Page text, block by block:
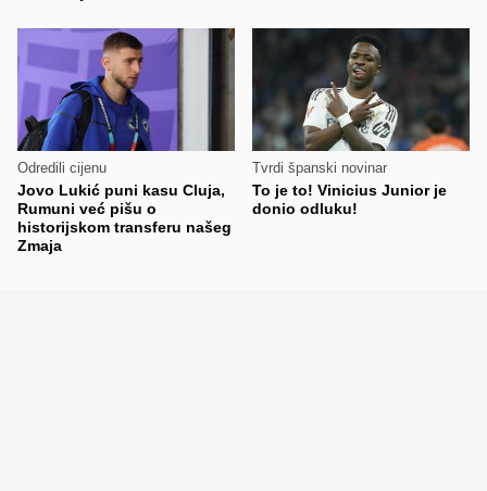
Odredili cijenu
Jovo Lukić puni kasu Cluja,
Rumuni već pišu o
historijskom transferu našeg
Zmaja
Tvrdi španski novinar
To je to! Vinicius Junior je
donio odluku!